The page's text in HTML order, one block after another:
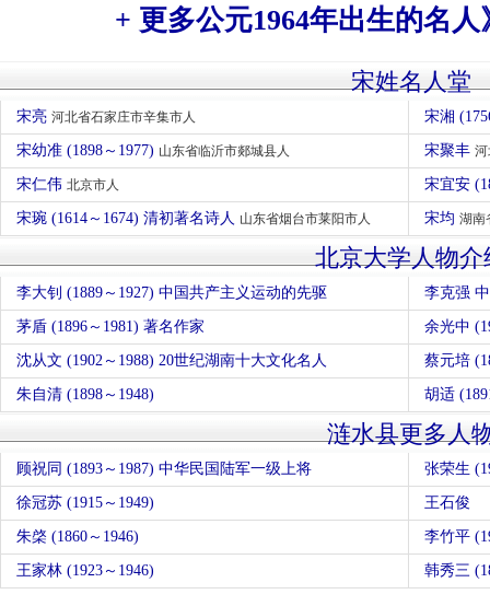
+ 更多公元1964年出生的名人
宋姓名人堂
宋亮 河北省石家庄市辛集市人 宋湘
宋幼准 (1898～1977) 山东省临沂市郯城县人 宋聚丰
宋仁伟 北京市人 宋宜安
宋琬 (1614～1674) 清初著名诗人 山东省烟台市莱阳市人 宋均 湖南
北京大学人物介
李大钊 (1889～1927) 中国共产主义运动的先驱 李克强
茅盾 (1896～1981) 著名作家 余光中
沈从文 (1902～1988) 20世纪湖南十大文化名人 蔡元培
朱自清 (1898～1948) 胡适
涟水县更多人
顾祝同 (1893～1987) 中华民国陆军一级上将 张荣生
徐冠苏 (1915～1949) 王石俊
朱棨 (1860～1946) 李竹平
王家林 (1923～1946) 韩秀三